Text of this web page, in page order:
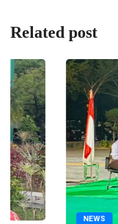
Related post
EKONOMI